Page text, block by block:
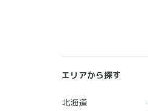
エリアから探す
北海道